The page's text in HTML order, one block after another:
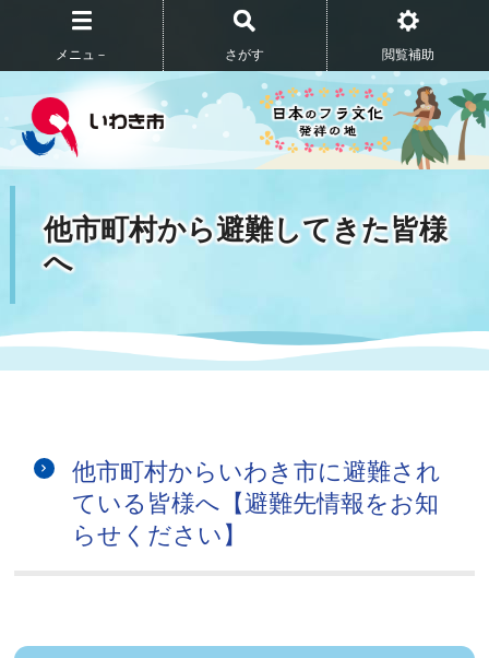
メニュ－ さがす 閲覧補助
他市町村から避難してきた皆様
へ
他市町村からいわき市に避難され
ている皆様へ【避難先情報をお知
らせください】